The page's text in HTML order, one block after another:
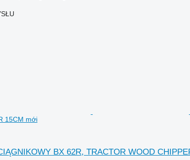
15CM mới
BX 62R, TRACTOR WOOD